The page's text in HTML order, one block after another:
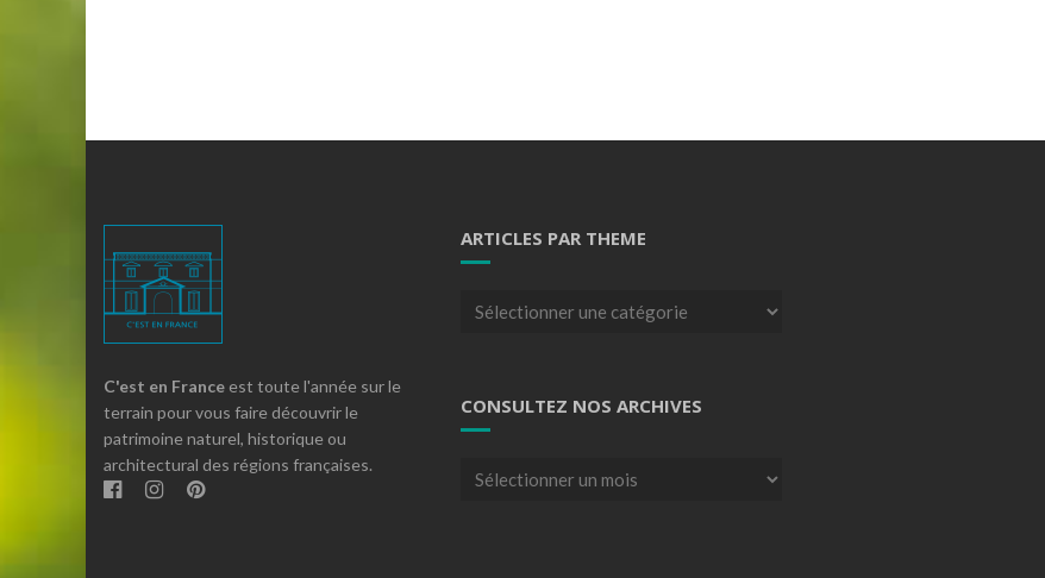
C'est en France est toute l'année sur le
terrain pour vous faire découvrir le
patrimoine naturel, historique ou
architectural des régions françaises.
ARTICLES PAR THEME
Articles
CONSULTEZ NOS ARCHIVES
Consultez